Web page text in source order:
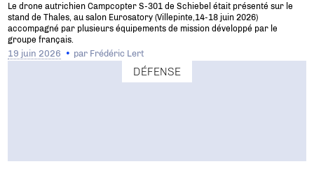
Le drone autrichien Campcopter S-301 de Schiebel était présenté sur le
stand de Thales, au salon Eurosatory (Villepinte,14-18 juin 2026)
accompagné par plusieurs équipements de mission développé par le
groupe français.
19 juin 2026 par Frédéric Lert
DÉFENSE